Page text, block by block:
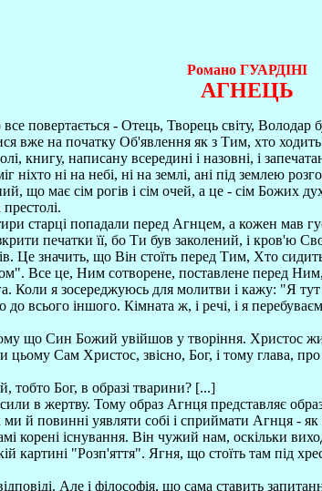
Романо ГУАРДІНІ
АГНЕЦЬ
повертається - Отець, Творець світу,
вже на початку Об'явлення як з Тим, хто
книгу, написану всередині і назовні, і
ніхто ні на небі, ні на землі, ані під землею
що має сім рогів і сім очей, а це - сім Божих
старці попадали перед Агнцем, а кожен мав
печатки її, бо Ти був заколений, і кров'ю
Це значить, що Він стоїть перед Тим, Хто
Все це, Ним сотворене, поставлене перед
Коли я зосереджуюсь для молитви і кажу: "Я
всього іншого. Кімната ж, і речі, і я
що Син Божий увійшов у творіння. Христос
Сам Христос, звісно, Бог, і тому глава,
Бог, в образі тварини? [...]
в жертву. Тому образ Агнця представляє
й повинні уявляти собі і сприймати Агнця -
корені існування. Він чужий нам, оскільки
картині "Розп'яття". Ягня, що стоїть там під
Але і філософія, що сама ставить